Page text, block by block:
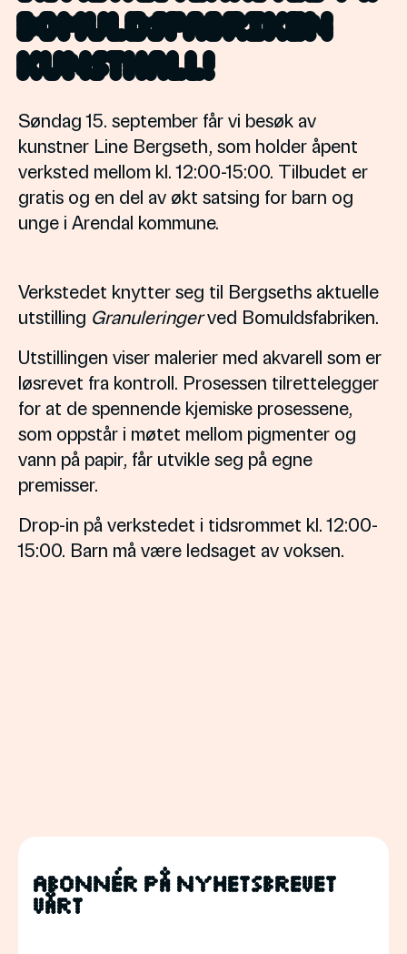
Bomuldsfabriken
Kunsthall!
Søndag 15. september får vi besøk av
kunstner Line Bergseth, som holder åpent
verksted mellom kl. 12:00-15:00. Tilbudet er
gratis og en del av økt satsing for barn og
unge i Arendal kommune.
Verkstedet knytter seg til Bergseths aktuelle
utstilling Granuleringerved Bomuldsfabriken.
Utstillingen viser malerier med akvarell som er
løsrevet fra kontroll. Prosessen tilrettelegger
for at de spennende kjemiske prosessene,
som oppstår i møtet mellom pigmenter og
vann på papir, får utvikle seg på egne
premisser.
Drop-in på verkstedet i tidsrommet kl. 12:00-
15:00. Barn må være ledsaget av voksen.
Abonnér på nyhetsbrevet
vårt